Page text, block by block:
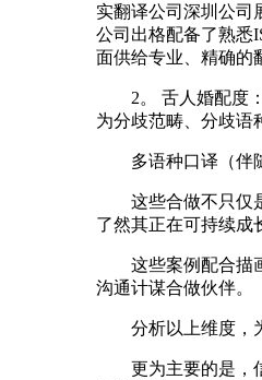
实翻译公司深圳公司
公司出格配备了熟悉
面供给专业、精确的
2。 舌人婚配度：
为分歧范畴、分歧语
多语种口译（伴随/
这些合做不只仅是
了然其正在可持续成
这些案例配合描画
沟通计谋合做伙伴。
分析以上维度，为
更为主要的是，信